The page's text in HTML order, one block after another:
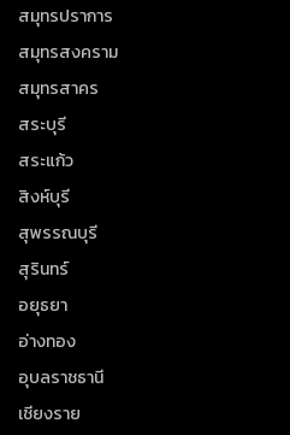
สมุทรปราการ
สมุทรสงคราม
สมุทรสาคร
สระบุรี
สระแก้ว
สิงห์บุรี
สุพรรณบุรี
สุรินทร์
อยุธยา
อ่างทอง
อุบลราชธานี
เชียงราย